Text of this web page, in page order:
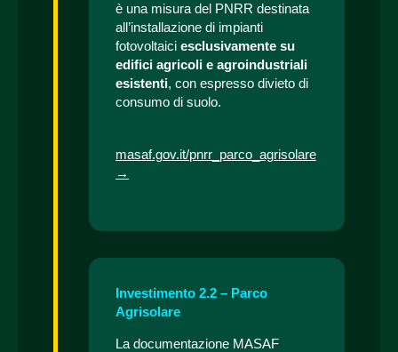
è una misura del PNRR destinata
all’installazione di impianti
fotovoltaici esclusivamente su
edifici agricoli e agroindustriali
esistenti, con espresso divieto di
consumo di suolo.
masaf.gov.it/pnrr_parco_agrisolare
→
Investimento 2.2 – Parco
Agrisolare
La documentazione MASAF